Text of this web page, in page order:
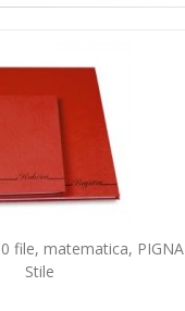
file, matematica, PIGNA
Stile